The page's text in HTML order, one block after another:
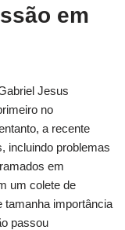
em
Jesus
no
a recente
incluindo problemas
em
um colete de
tamanha importância
passou